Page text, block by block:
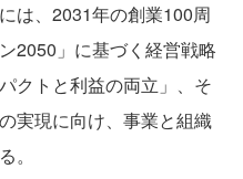
は、2031年の創業100周
2050」に基づく経営戦略
クトと利益の両立」、そ
実現に向け、事業と組織
。